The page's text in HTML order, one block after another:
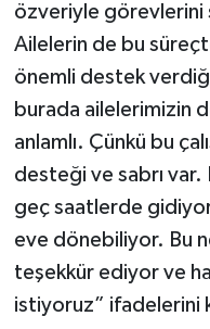
özveriyle görevlerini
Ailelerin de bu
önemli destek
burada ailelerimizin
anlamlı. Çünkü bu
desteği ve sabrı var.
geç saatlerde
eve dönebiliyor. Bu
teşekkür ediyor ve
istiyoruz” ifadelerini